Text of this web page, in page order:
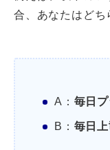
合、あなたはどち
A： 毎日
B： 毎日